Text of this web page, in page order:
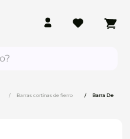
Barras cortinas de fierro Barra De